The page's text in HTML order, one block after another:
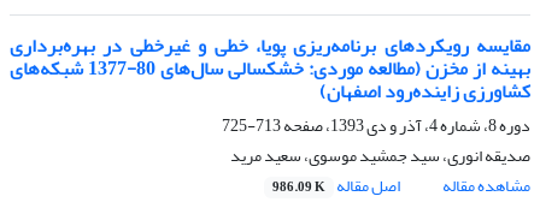
مقایسه رویکردهای برنامه‌ریزی پویا، خطی و غیرخطی در بهره‌برداری
بهینه از مخزن (مطالعه موردی: خشکسالی سال‌های 80-1377 شبکه‌های
کشاورزی زاینده‌رود اصفهان)
دوره 8، شماره 4، آذر و دی 1393، صفحه
713-725
صدیقه انوری، سید جمشید موسوی، سعید مرید
مشاهده مقاله
اصل مقاله 986.09 K